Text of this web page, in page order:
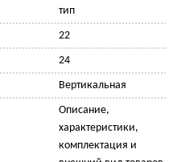
тип
22
24
Вертикальная
Описание,
характеристики,
комплектация и